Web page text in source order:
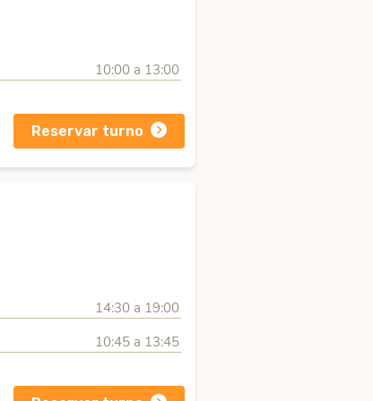
10:00 a 13:00
Reservar turno
14:30 a 19:00
10:45 a 13:45